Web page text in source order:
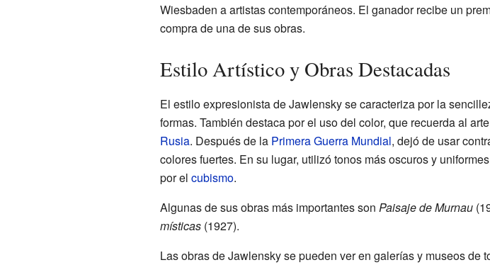
Wiesbaden a artistas contemporáneos. El ganador recibe un
compra de una de sus obras.
Estilo Artístico y Obras Destacadas
El estilo expresionista de Jawlensky se caracteriza por la
formas. También destaca por el uso del color, que recuerda al
Rusia. Después de la Primera Guerra Mundial, dejó de usar
colores fuertes. En su lugar, utilizó tonos más oscuros y
por el cubismo.
Algunas de sus obras más importantes son Paisaje de Murnau
místicas(1927).
Las obras de Jawlensky se pueden ver en galerías y museos de